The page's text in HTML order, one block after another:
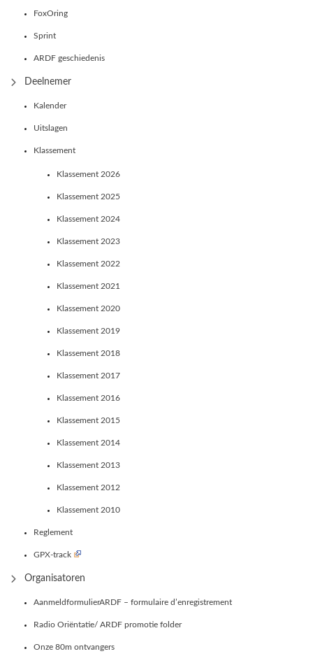
FoxOring
Sprint
ARDF geschiedenis
Deelnemer
Kalender
Uitslagen
Klassement
Klassement 2026
Klassement 2025
Klassement 2024
Klassement 2023
Klassement 2022
Klassement 2021
Klassement 2020
Klassement 2019
Klassement 2018
Klassement 2017
Klassement 2016
Klassement 2015
Klassement 2014
Klassement 2013
Klassement 2012
Klassement 2010
Reglement
GPX-track
Organisatoren
AanmeldformulierARDF – formulaire d’enregistrement
Radio Oriëntatie/ ARDF promotie folder
Onze 80m ontvangers